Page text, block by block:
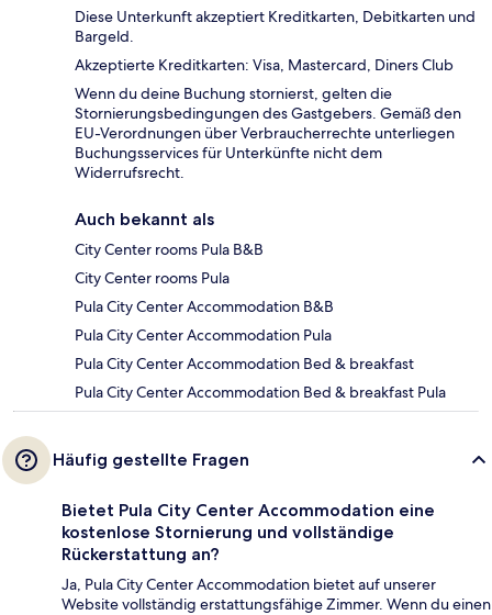
Diese Unterkunft akzeptiert Kreditkarten, Debitkarten und
Bargeld.
Akzeptierte Kreditkarten: Visa, Mastercard, Diners Club
Wenn du deine Buchung stornierst, gelten die
Stornierungsbedingungen des Gastgebers. Gemäß den
EU-Verordnungen über Verbraucherrechte unterliegen
Buchungsservices für Unterkünfte nicht dem
Widerrufsrecht.
Auch bekannt als
City Center rooms Pula B&B
City Center rooms Pula
Pula City Center Accommodation B&B
Pula City Center Accommodation Pula
Pula City Center Accommodation Bed & breakfast
Pula City Center Accommodation Bed & breakfast Pula
Häufig gestellte Fragen
Bietet Pula City Center Accommodation eine
kostenlose Stornierung und vollständige
Rückerstattung an?
Ja, Pula City Center Accommodation bietet auf unserer
Website vollständig erstattungsfähige Zimmer. Wenn du einen